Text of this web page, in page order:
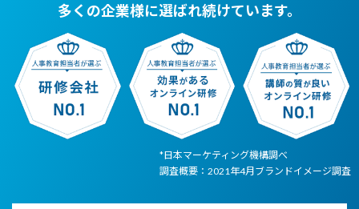
多くの企業様に選ばれ続けています。
*日本マーケティング機構調べ
調査概要：2021年4月ブランドイメージ調査